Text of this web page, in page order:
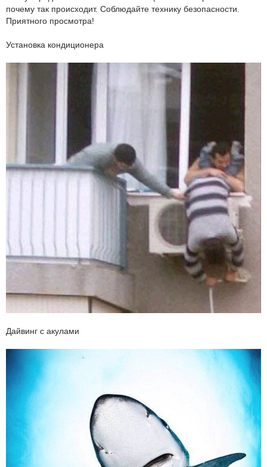
почему так происходит. Соблюдайте технику безопасности.
Приятного просмотра!
Установка кондиционера
Дайвинг с акулами